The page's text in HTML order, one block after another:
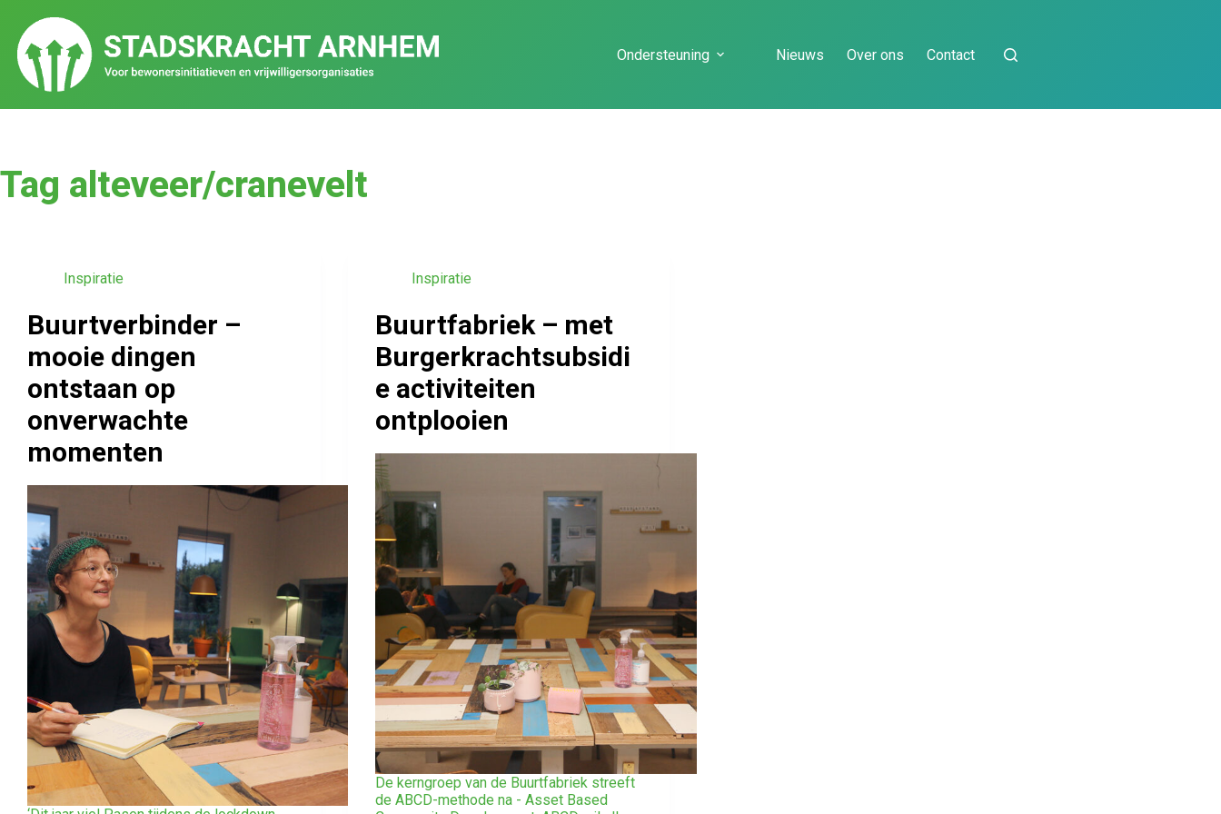
Ondersteuning Nieuws Over ons Contact
Tag alteveer/cranevelt
Inspiratie
Buurtverbinder –
mooie dingen
ontstaan op
onverwachte
momenten
Inspiratie
Buurtfabriek – met
Burgerkrachtsubsidi
e activiteiten
ontplooien
De kerngroep van de Buurtfabriek streeft
de ABCD-methode na - Asset Based